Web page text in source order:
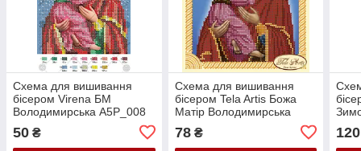
Схема для вишивання
бісером Virena БМ
Володимирська А5Р_008
50 ₴
Схема для вишивання
бісером Tela Artis Божа
Матір Володимирська
78₴ 120